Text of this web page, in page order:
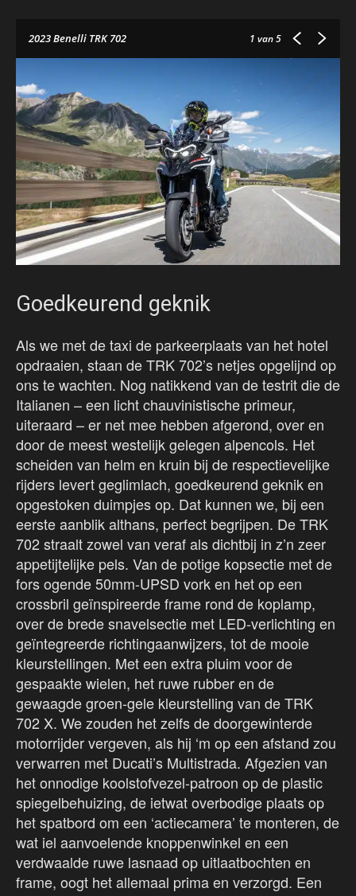
2023 Benelli TRK 702 1 van 5
Goedkeurend geknik
Als we met de taxi de parkeerplaats van het hotel
opdraaien, staan de TRK 702’s netjes opgelijnd op
ons te wachten. Nog natikkend van de testrit die de
Italianen – een licht chauvinistische primeur,
uiteraard – er net mee hebben afgerond, over en
door de meest westelijk gelegen alpencols. Het
scheiden van helm en kruin bij de respectievelijke
rijders levert geglimlach, goedkeurend geknik en
opgestoken duimpjes op. Dat kunnen we, bij een
eerste aanblik althans, perfect begrijpen. De TRK
702 straalt zowel van veraf als dichtbij in z’n zeer
appetijtelijke pels. Van de potige kopsectie met de
fors ogende 50mm-UPSD vork en het op een
crossbril geïnspireerde frame rond de koplamp,
over de brede snavelsectie met LED-verlichting en
geïntegreerde richtingaanwijzers, tot de mooie
kleurstellingen. Met een extra pluim voor de
gespaakte wielen, het ruwe rubber en de
gewaagde groen-gele kleurstelling van de TRK
702 X. We zouden het zelfs de doorgewinterde
motorrijder vergeven, als hij ‘m op een afstand zou
verwarren met Ducati’s Multistrada. Afgezien van
het onnodige koolstofvezel-patroon op de plastic
spiegelbehuizing, de ietwat overbodige plaats op
het spatbord om een ‘actiecamera’ te monteren, de
wat iel aanvoelende knoppenwinkel en een
verdwaalde ruwe lasnaad op uitlaatbochten en
frame, oogt het allemaal prima en verzorgd. Een